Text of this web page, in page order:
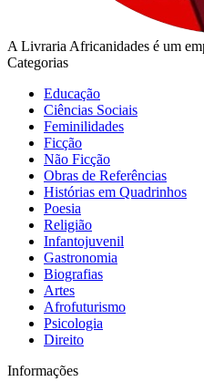
A Livraria Africanidades é um
Categorias
Educação
Ciências Sociais
Feminilidades
Ficção
Não Ficção
Obras de Referências
Histórias em Quadrinhos
Poesia
Religião
Infantojuvenil
Gastronomia
Biografias
Artes
Afrofuturismo
Psicologia
Direito
Informações